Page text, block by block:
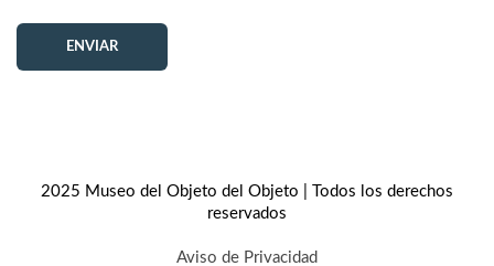
2025 Museo del Objeto del Objeto | Todos los derechos
reservados
Aviso de Privacidad